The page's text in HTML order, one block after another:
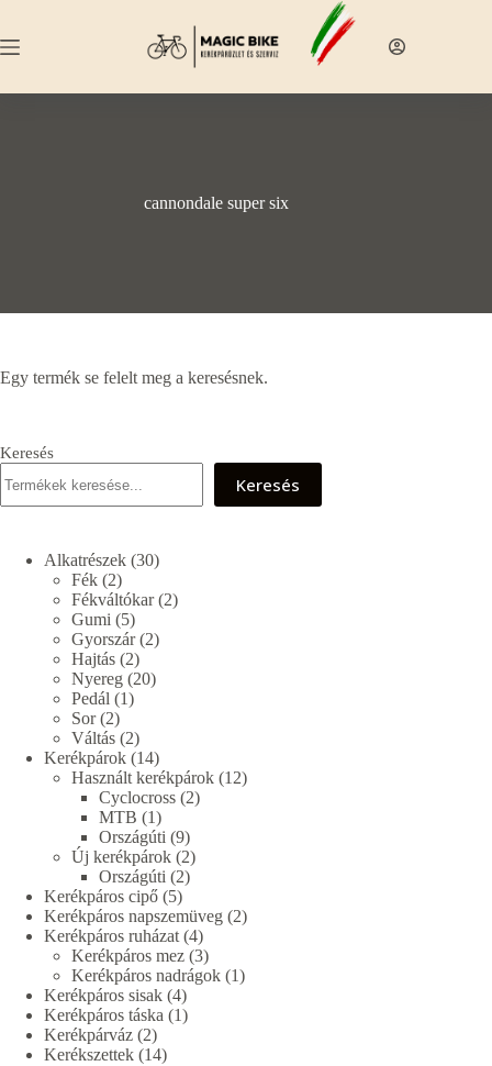
content
cannondale super six
Egy termék se felelt meg a keresésnek.
Keresés
Keresés
Alkatrészek 3030
Fék 22
termék
Fékváltókar 22
Gumi 55
termék
Gyorszár 22
Hajtás 22
termék
Nyereg 2020
Pedál 11
Sor 22
termék
Váltás 22
termék
Kerékpárok 1414
termék
Használt kerékpárok 1212
Cyclocross 22
MTB 11
termék
Országúti 99
termék
Új kerékpárok 22
termék
Országúti 22
Kerékpáros cipő 55
termék
Kerékpáros napszemüveg 22
Kerékpáros ruházat 44
termék
Kerékpáros mez 33
termék
Kerékpáros nadrágok 11
Kerékpáros sisak 44
termék
Kerékpáros táska 11
Kerékpárváz 22
termék
Kerékszettek 1414